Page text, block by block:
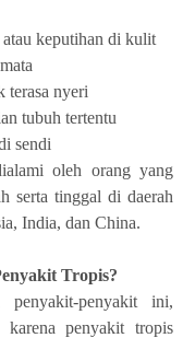
keputihan di kulit
terasa nyeri
tubuh tertentu
sendi
oleh orang yang
serta tinggal di daerah
India, dan China.
Tropis?
penyakit-penyakit ini,
karena penyakit tropis